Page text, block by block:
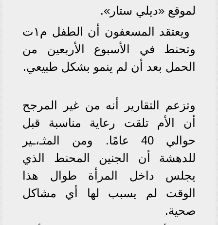
لموقع «ديلي ستار».
ويعتقد المسعفون أن الطفل م١ت
وتحنط في الأسبوع الأربعين من
الحمل بعد أن لم ينمو بشكل طبيعي.
وتزعم التقارير أنه من غير المرجح
أن الأم تلقت رعاية مناسبة قبل
حوالي 40 عامًا. ومن المثـ،ـير
للدهشة أن الجنين المحنط الذي
يجلس داخل المرأة طوال هذا
الوقت لم يسبب لها أي مشاكل
صحية.